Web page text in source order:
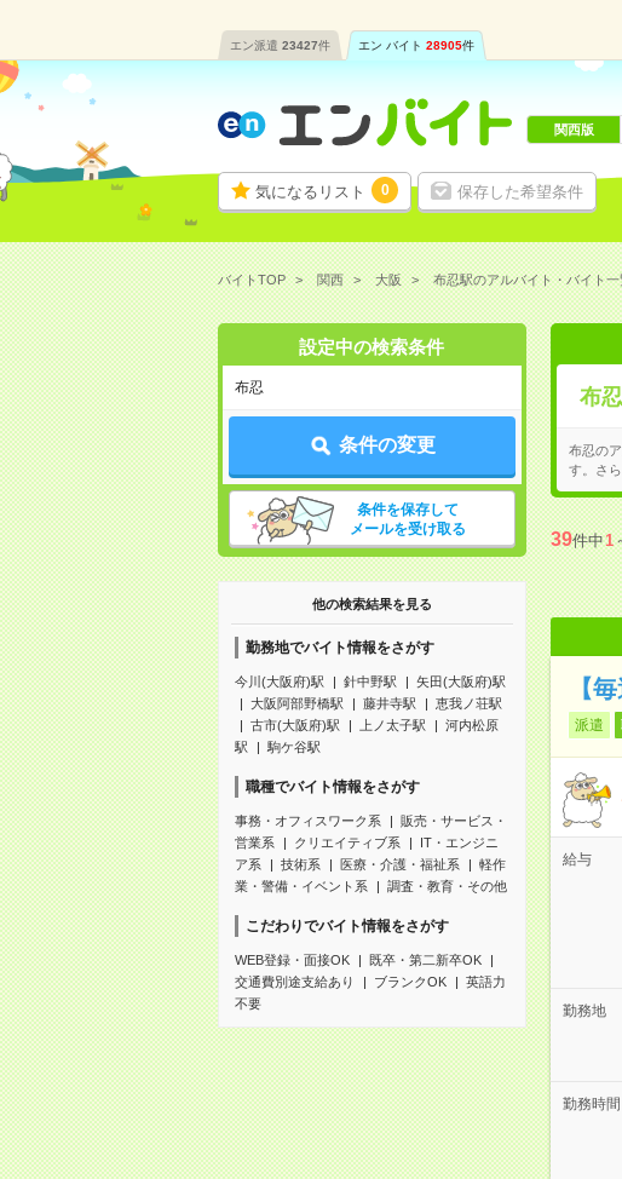
エン派遣 23427件 エン バイト 28905件
気になるリスト 0 保存した希望条件
関西版
バイトTOP 関西 大阪 布忍駅のアルバイト・バイト一
設定中の検索条件
布忍
条件の変更
条件を保存して
メールを受け取る
他の検索結果を見る
勤務地でバイト情報をさがす
今川(大阪府)駅 針中野駅
矢田(大阪府)駅
大阪阿部野橋駅
藤井寺駅
恵我ノ荘駅
古市(大阪府)駅
上ノ太子駅
河内松原
駅
駒ケ谷駅
職種でバイト情報をさがす
事務・オフィスワーク系
販売・サービス・
営業系
クリエイティブ系
IT・エンジニ
ア系
技術系 医療・介護・福祉系
軽作
業・警備・イベント系
調査・教育・その他
こだわりでバイト情報をさがす
WEB登録・面接OK
既卒・第二新卒OK
交通費別途支給あり
ブランクOK
英語力
不要
布忍
布忍の
す。さら
39件中1
【
派遣
給与
勤務地
勤務時間